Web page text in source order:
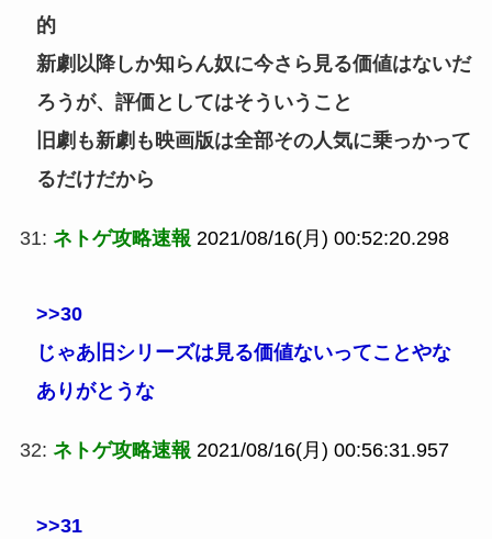
的
新劇以降しか知らん奴に今さら見る価値はないだ
ろうが、評価としてはそういうこと
旧劇も新劇も映画版は全部その人気に乗っかって
るだけだから
31: ネトゲ攻略速報 2021/08/16(月) 00:52:20.298
>>30
じゃあ旧シリーズは見る価値ないってことやな
ありがとうな
32: ネトゲ攻略速報 2021/08/16(月) 00:56:31.957
>>31